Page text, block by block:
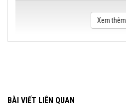
Xem thêm
BÀI VIẾT LIÊN QUAN